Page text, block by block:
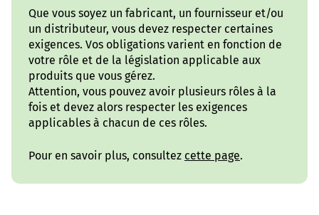
Que vous soyez un fabricant, un fournisseur et/ou
un distributeur, vous devez respecter certaines
exigences. Vos obligations varient en fonction de
votre rôle et de la législation applicable aux
produits que vous gérez.
Attention, vous pouvez avoir plusieurs rôles à la
fois et devez alors respecter les exigences
applicables à chacun de ces rôles.
Pour en savoir plus, consultez cette page.